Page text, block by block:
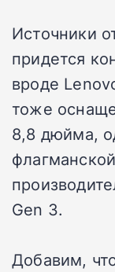
Источники
придется
вроде
тоже
8,8 дюйма,
Gen 3.
Добавим,